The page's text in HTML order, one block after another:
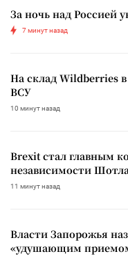
За ночь над Россией
7 минут назад
На склад Wildberries
ВСУ
10 минут назад
Brexit стал главным
независимости
11 минут назад
Власти Запорожья
«удушающим